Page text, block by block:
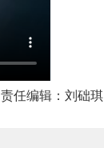
责任编辑：刘础琪